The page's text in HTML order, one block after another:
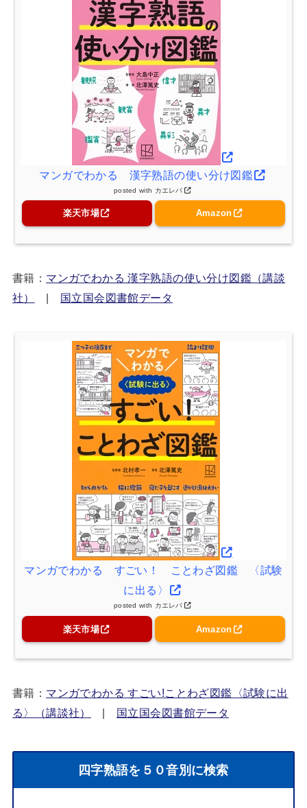
マンガでわかる 漢字熟語の使い分け図鑑
posted with カエレバ
楽天市場 Amazon
書籍： マンガでわかる 漢字熟語の使い分け図鑑（講談
社）
| 国立国会図書館データ
マンガでわかる すごい！ ことわざ図鑑 〈試験
に出る〉
posted with カエレバ
楽天市場 Amazon
書籍： マンガでわかる すごい!ことわざ図鑑〈試験に出
る〉（講談社）
| 国立国会図書館データ
四字熟語を５０音別に検索